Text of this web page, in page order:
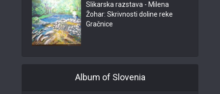
Slikarska razstava - Milena
Žohar: Skrivnosti doline reke
Gračnice
Album of Slovenia